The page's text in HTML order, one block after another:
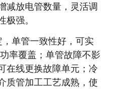
减放电管数量，灵活调
极强。
，单管一致性好，可实
率覆盖；单管故障不影
在线更换故障单元；冷
质管加工工艺成熟，使